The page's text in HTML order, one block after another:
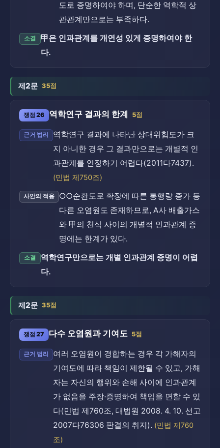
도로 증명하여야 하며, 단순한 역학적 상
관관계만으로는 부족하다.
소결
甲은 인과관계를 개연성 있게 증명하여야 한
다.
제2문 35점
쟁점 26 역학연구 결과의 한계 5점
근거 법리
역학연구 결과에 나타난 상대위험도가 크
지 아니한 경우 그 결과만으로는 개별적 인
과관계를 인정하기 어렵다(2011다7437).
(민법 제750조)
사안의 적용
○○순환도로 확장에 따른 통행량 증가 등
다른 오염원도 존재하므로, A사 배출가스
와 甲의 천식 사이의 개별적 인과관계 증
명에는 한계가 있다.
소결
역학연구만으로는 개별 인과관계 증명이 어렵
다.
제2문 35점
쟁점 27 다수 오염원과 기여도 5점
근거 법리
여러 오염원이 경합하는 경우 각 가해자의
기여도에 따라 책임이 제한될 수 있고, 가해
자는 자신의 행위와 손해 사이에 인과관계
가 없음을 주장·증명하여 책임을 면할 수 있
다(민법 제760조, 대법원 2008. 4. 10. 선고
2007다76306 판결의 취지). (민법 제760
조)